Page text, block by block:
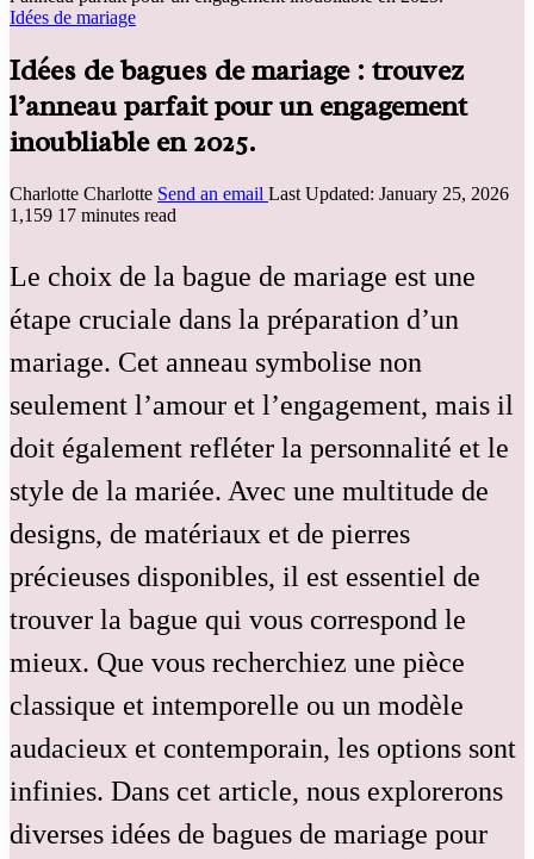
Idées de mariage
Idées de bagues de mariage : trouvez
l’anneau parfait pour un engagement
inoubliable en 2025.
Charlotte Charlotte Send an email Last Updated: January 25, 2026
1,159 17 minutes read
Le choix de la bague de mariage est une
étape cruciale dans la préparation d’un
mariage. Cet anneau symbolise non
seulement l’amour et l’engagement, mais il
doit également refléter la personnalité et le
style de la mariée. Avec une multitude de
designs, de matériaux et de pierres
précieuses disponibles, il est essentiel de
trouver la bague qui vous correspond le
mieux. Que vous recherchiez une pièce
classique et intemporelle ou un modèle
audacieux et contemporain, les options sont
infinies. Dans cet article, nous explorerons
diverses idées de bagues de mariage pour